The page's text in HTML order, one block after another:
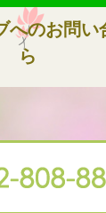
へのお問い
ら